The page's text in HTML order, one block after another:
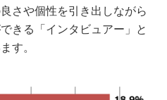
さや個性を引き出しながら
きる「インタビュアー」と
す。